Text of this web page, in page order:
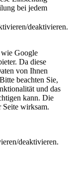
bei jedem
deaktivieren.
wie Google
Da diese
von Ihnen
beachten Sie,
und das
kann. Die
Seite wirksam.
deaktivieren.